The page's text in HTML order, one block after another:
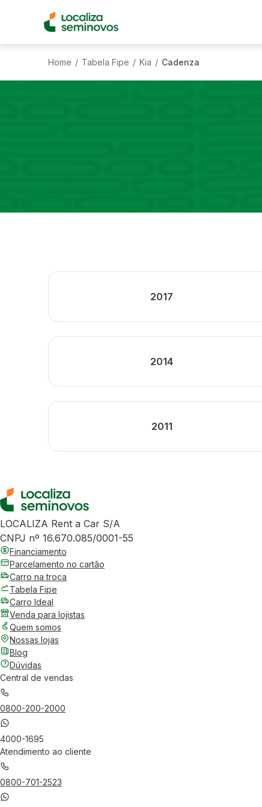
Home / Tabela Fipe / Kia / Cadenza
2017
2014
2011
LOCALIZA Rent a Car S/A
CNPJ nº 16.670.085/0001-55
Financiamento
Parcelamento no cartão
Carro na troca
Tabela Fipe
Carro Ideal
Venda para lojistas
Quem somos
Nossas lojas
Blog
Dúvidas
Central de vendas
0800-200-2000
4000-1695
Atendimento ao cliente
0800-701-2523